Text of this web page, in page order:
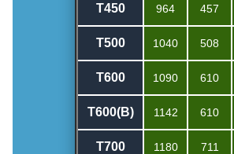
T450 964 457
T500 1040 508
T600 1090 610
T600(B) 1142 610
T700 1180 711